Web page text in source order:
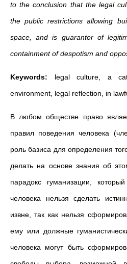
to the conclusion that the legal
the public restrictions allowing
space, and is guarantor of
containment of despotism and
Keywords: legal culture, a
environment, legal reflection, in
В любом обществе право
правил поведения человека
роль базиса для определения
делать на основе знания об
парадокс гуманизации,
человека нельзя сделать
извне, так как нельзя
ему или должные
человека могут быть